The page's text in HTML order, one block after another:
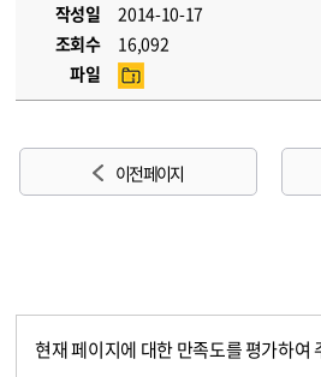
작성일
2014-10-17
조회수
16,092
파일
이전 페이지
현재 페이지에 대한 만족도를 평가하여